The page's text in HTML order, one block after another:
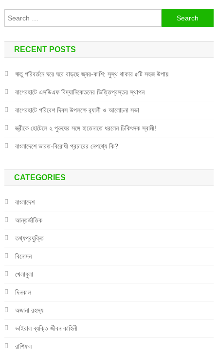
এইমস
প্রধানের
Search
for:
RECENT POSTS
ঋতু পরিবর্তনে ঘরে ঘরে বাড়ছে জ্বর-কাশি: সুস্থ থাকার ৫টি সহজ উপায়
বাগেরহাটে এসডিএফ বিদ্যানিকেতনের ভিত্তিপ্রস্তর স্থাপন
বাগেরহাটে পরিবেশ দিবস উপলক্ষে র‌্যালী ও আলোচনা সভা
স্ত্রীকে হোটেলে ২ পুরুষের সঙ্গে হাতেনাতে ধরলেন চিকিৎসক স্বামী!
বাংলাদেশে ভারত-বিরোধী প্রচারের নেপথ্যে কি?
CATEGORIES
বাংলাদেশ
আন্তর্জাতিক
তথ্যপ্রযুক্তি
বিনোদন
খেলাধুলা
দিনকাল
অজানা রহস্য
ভাইরাল ব্যক্তি জীবন কাহিনী
রাশিফল